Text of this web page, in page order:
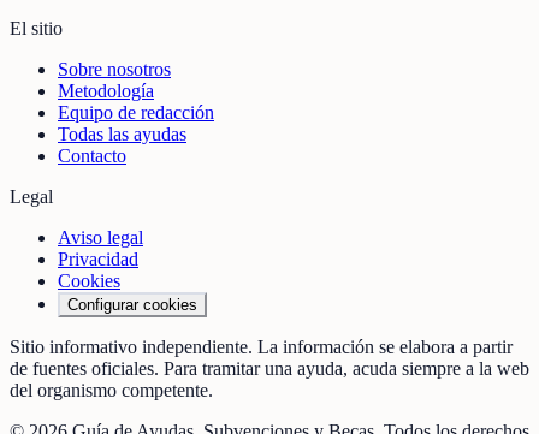
El sitio
Sobre nosotros
Metodología
Equipo de redacción
Todas las ayudas
Contacto
Legal
Aviso legal
Privacidad
Cookies
Configurar cookies
Sitio informativo independiente. La información se elabora a partir
de fuentes oficiales. Para tramitar una ayuda, acuda siempre a la web
del organismo competente.